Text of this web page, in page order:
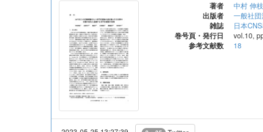
著者 中村 伸枝
出版者
一般社
雑誌
日本
巻号頁・発行日
vol.10,
参考文献数
18